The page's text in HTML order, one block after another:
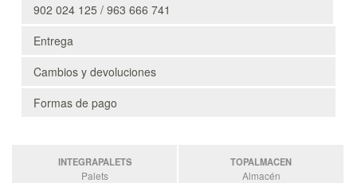
902 024 125 / 963 666 741
Entrega
Cambios y devoluciones
Formas de pago
INTEGRAPALETS
Palets
TOPALMACEN
Almacén